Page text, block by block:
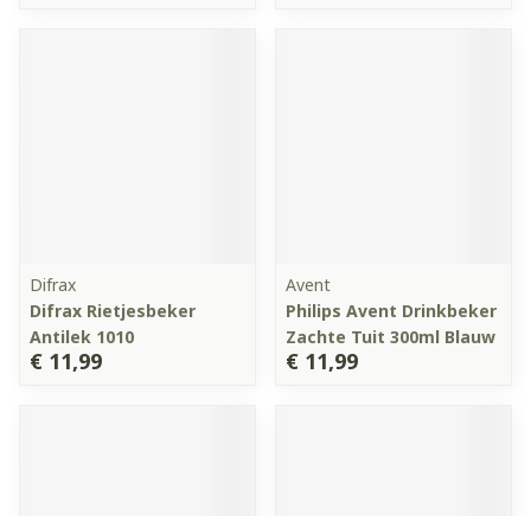
Difrax
Difrax Rietjesbeker
Antilek 1010
€ 11,99
Avent
Philips Avent Drinkbeker
Zachte Tuit 300ml Blauw
€ 11,99